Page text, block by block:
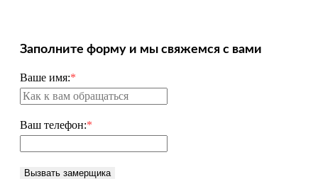
Заполните форму и мы свяжемся с вами
Ваше имя:*
Ваш телефон:*
Вызвать замерщика